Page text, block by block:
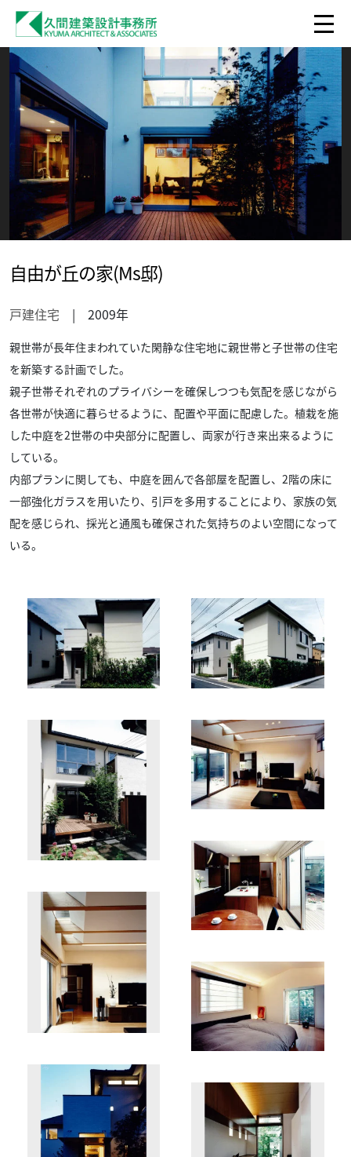
自由が丘の家(Ms邸)
戸建住宅 | 2009年
親世帯が長年住まわれていた閑静な住宅地に親世帯と子世帯の住宅
を新築する計画でした。
親子世帯それぞれのプライバシーを確保しつつも気配を感じながら
各世帯が快適に暮らせるように、 配置や平面に配慮した。植栽を施
した中庭を2世帯の中央部分に配置し、両家が行き来出来るように
している。
内部プランに関しても、中庭を囲んで各部屋を配置し、2階の床に
一部強化ガラスを用いたり、引戸を多用することにより、 家族の気
配を感じられ、採光と通風も確保された気持ちのよい空間になって
いる。